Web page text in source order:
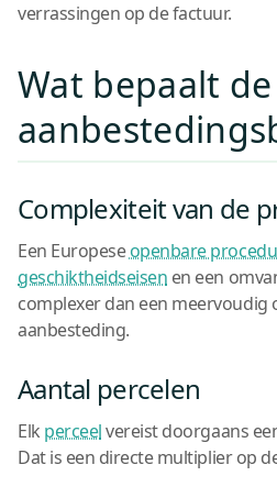
verrassingen op de factuur.
Wat bepaalt
Complexiteit van de
Een Europeseopenbare
geschiktheidseisen en een
complexer dan een meervoudig
aanbesteding.
Aantal percelen
Elk perceelvereist doorgaans
Dat is een directe multiplier op